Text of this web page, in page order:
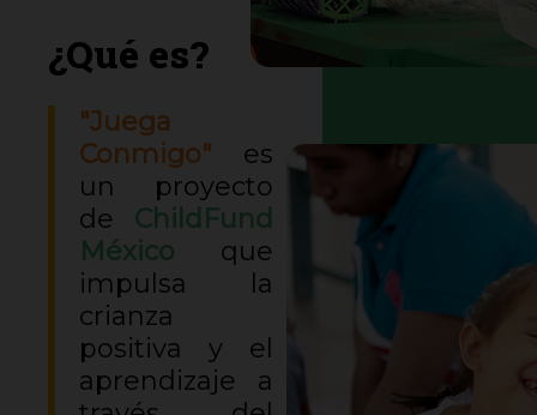
¿Qué es?
"Juega
Conmigo" es
un proyecto
de ChildFund
México que
impulsa la
crianza
positiva y el
aprendizaje a